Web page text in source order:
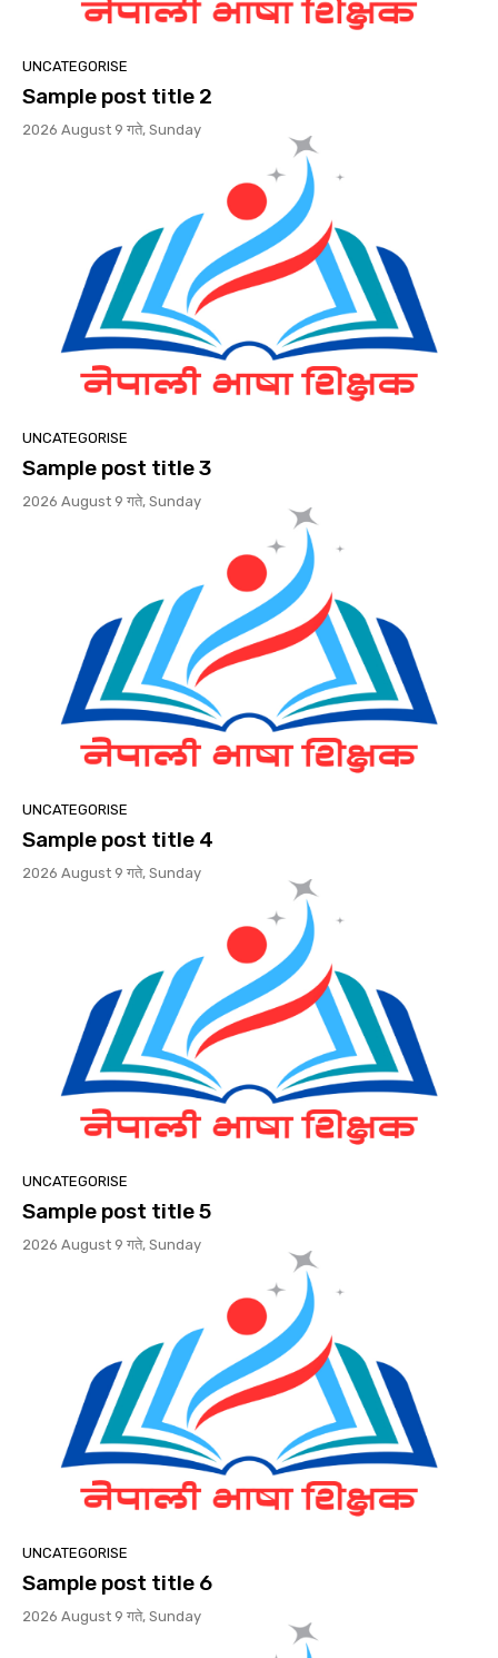
UNCATEGORISE
Sample post title 2
2026 August 9 गते, Sunday
UNCATEGORISE
Sample post title 3
2026 August 9 गते, Sunday
UNCATEGORISE
Sample post title 4
2026 August 9 गते, Sunday
UNCATEGORISE
Sample post title 5
2026 August 9 गते, Sunday
UNCATEGORISE
Sample post title 6
2026 August 9 गते, Sunday